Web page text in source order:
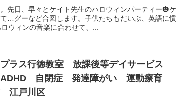
先日、早々とケイト先生のハロウィンパーティー🎃ケ
…グーなど合図します。子供たちもだいぶ、英語に慣
ウィンの音楽に合わせて、...
ラス行徳教室 放課後等デイサービス
自閉症 発達障がい 運動療育
江戸川区